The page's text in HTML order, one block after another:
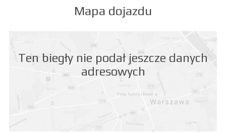
Mapa dojazdu
Ten biegły nie podał jeszcze danych
adresowych